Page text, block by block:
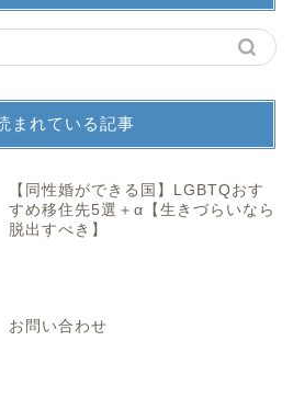
まれている記事
【同性婚ができる国】LGBTQおす
すめ移住先5選＋α【生きづらいなら
脱出すべき】
お問い合わせ